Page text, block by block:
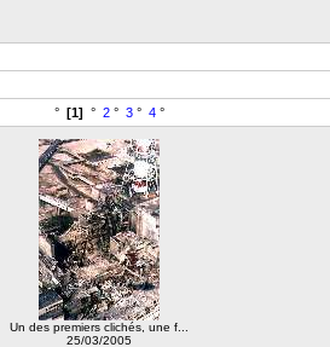
° [1] ° 2° 3° 4°
Un des premiers clichés, une f...
25/03/2005